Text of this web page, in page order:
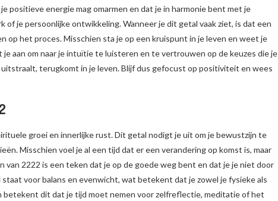
positieve energie mag omarmen en dat je in harmonie bent met je
of je persoonlijke ontwikkeling. Wanneer je dit getal vaak ziet, is dat een
op het proces. Misschien sta je op een kruispunt in je leven en weet je
aan om naar je intuïtie te luisteren en te vertrouwen op de keuzes die je
terugkomt in je leven. Blijf dus gefocust op positiviteit en wees
groei en innerlijke rust. Dit getal nodigt je uit om je bewustzijn te
Misschien voel je al een tijd dat er een verandering op komst is, maar
2222 is een teken dat je op de goede weg bent en dat je je niet door
voor balans en evenwicht, wat betekent dat je zowel je fysieke als
betekent dit dat je tijd moet nemen voor zelfreflectie, meditatie of het